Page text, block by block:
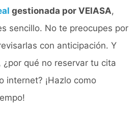
gestionada por VEIASA,
sencillo. No te preocupes por
con anticipación. Y
qué no reservar tu cita
internet? ¡Hazlo como